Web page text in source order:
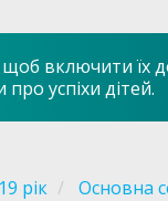
щоб включити їх
успіхи дітей.
рік Основна